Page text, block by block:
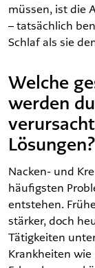
müssen, ist die
– tatsächlich
Schlaf als sie
Welche
werden
Lösungen?
Nacken- und
häufigsten
entstehen.
stärker, doch
Tätigkeiten
Krankheiten